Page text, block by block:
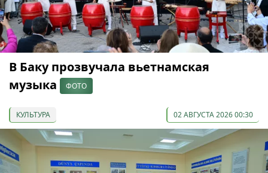
В Баку прозвучала вьетнамская
музыка
ФОТО
КУЛЬТУРА 02 АВГУСТА 2026 00:30